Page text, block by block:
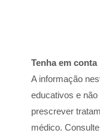
Tenha em conta
A informação
educativos e
prescrever
médico.